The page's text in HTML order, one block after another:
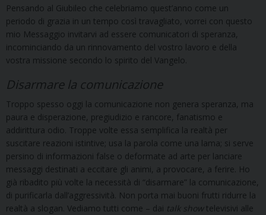
Pensando al Giubileo che celebriamo quest’anno come un
periodo di grazia in un tempo così travagliato, vorrei con questo
mio Messaggio invitarvi ad essere comunicatori di speranza,
incominciando da un rinnovamento del vostro lavoro e della
vostra missione secondo lo spirito del Vangelo.
Disarmare la comunicazione
Troppo spesso oggi la comunicazione non genera speranza, ma
paura e disperazione, pregiudizio e rancore, fanatismo e
addirittura odio. Troppe volte essa semplifica la realtà per
suscitare reazioni istintive; usa la parola come una lama; si serve
persino di informazioni false o deformate ad arte per lanciare
messaggi destinati a eccitare gli animi, a provocare, a ferire. Ho
già ribadito più volte la necessità di “disarmare” la comunicazione,
di purificarla dall’aggressività. Non porta mai buoni frutti ridurre la
realtà a slogan. Vediamo tutti come – dai talk showtelevisivi alle